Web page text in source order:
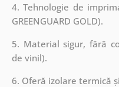
4. Tehnologie de
GREENGUARD GOLD).
5. Material sigur, fără
de vinil).
6. Oferă izolare termică